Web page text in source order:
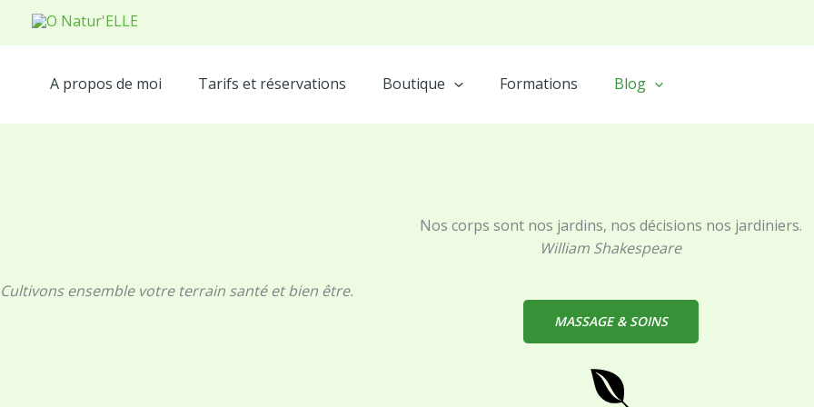
A propos de moi
Tarifs et réservations Boutique Formations Blog
Nos corps sont nos jardins, nos décisions nos jardiniers.
William Shakespeare
Cultivons ensemble votre terrain santé et bien être.
MASSAGE & SOINS